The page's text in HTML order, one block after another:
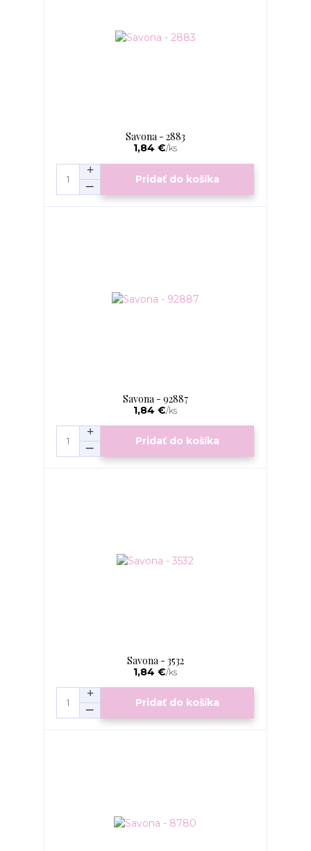
Savona - 2883
1,84 €/ks
Pridať do košíka
Savona - 92887
1,84 €/ks
Pridať do košíka
Savona - 3532
1,84 €/ks
Pridať do košíka